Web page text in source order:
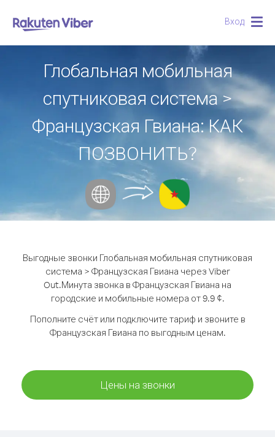
Вход
Глобальная мобильная
спутниковая система >
Французская Гвиана: КАК
ПОЗВОНИТЬ?
Выгодные звонки Глобальная мобильная спутниковая
система > Французская Гвиана через Viber
Out.Минута звонка в Французская Гвиана на
городские и мобильные номера от 9.9 ¢.
Пополните счёт или подключите тариф и звоните в
Французская Гвиана по выгодным ценам.
Цены на звонки